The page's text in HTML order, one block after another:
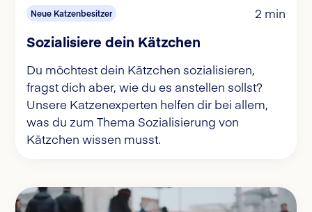
Neue Katzenbesitzer 2 min
Sozialisiere dein Kätzchen
Du möchtest dein Kätzchen sozialisieren,
fragst dich aber, wie du es anstellen sollst?
Unsere Katzenexperten helfen dir bei allem,
was du zum Thema Sozialisierung von
Kätzchen wissen musst.